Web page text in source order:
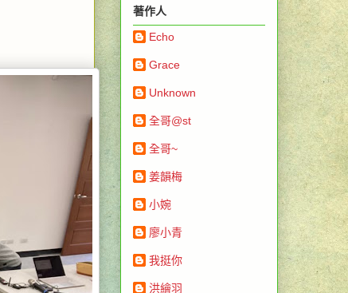
著作人
Echo
Grace
Unknown
全哥@st
全哥~
姜韻梅
小婉
廖小青
我挺你
洪繪羽